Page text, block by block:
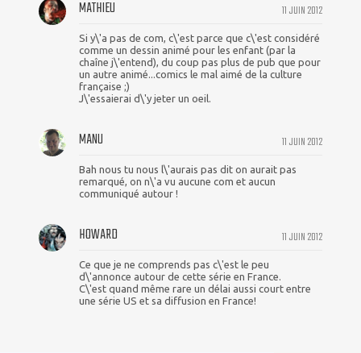
11 JUIN 2012
MATHIEU
Si y\'a pas de com, c\'est parce que c\'est considéré
comme un dessin animé pour les enfant (par la
chaîne j\'entend), du coup pas plus de pub que pour
un autre animé...comics le mal aimé de la culture
française ;)
J\'essaierai d\'y jeter un oeil.
11 JUIN 2012
MANU
Bah nous tu nous l\'aurais pas dit on aurait pas
remarqué, on n\'a vu aucune com et aucun
communiqué autour !
11 JUIN 2012
HOWARD
Ce que je ne comprends pas c\'est le peu
d\'annonce autour de cette série en France.
C\'est quand même rare un délai aussi court entre
une série US et sa diffusion en France!